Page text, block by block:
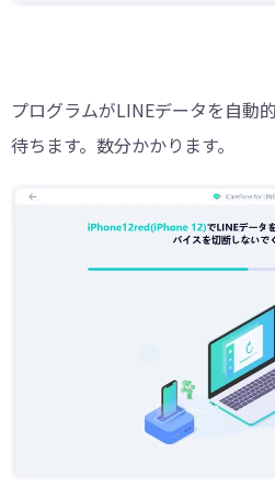
プログラムがLINEデータを自動
待ちます。数分かかります。